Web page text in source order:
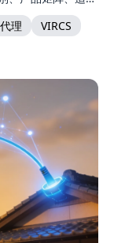
代理
VIRCS